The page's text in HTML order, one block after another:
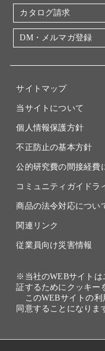
地図・アクセス（本社
IR情報
電子公告
カタログ請求
DM・メルマガ登録
サイトマップ
当サイトについて
個人情報保護方針
不正防止の基本方針
公的研究費の間接経費
コミュニティガイドラ
商品の法令対応につい
関連リンク
従業員向け災害情報
※当社のWEBサイトは
証するためにクッキー
このWEBサイトの利
同意することになりま